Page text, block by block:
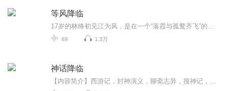
等风降临
69 1.3万
神话降临